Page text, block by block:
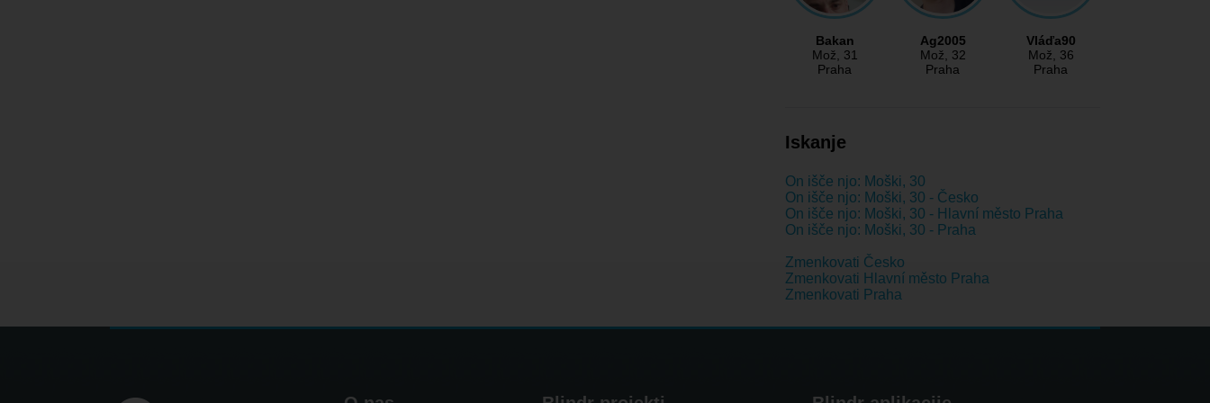
Bakan
Mož, 31
Praha
Ag2005
Mož, 32
Praha
Vláďa90
Mož, 36
Praha
Iskanje
On išče njo: Moški, 30
On išče njo: Moški, 30 - Česko
On išče njo: Moški, 30 - Hlavní město Praha
On išče njo: Moški, 30 - Praha
Zmenkovati Česko
Zmenkovati Hlavní město Praha
Zmenkovati Praha